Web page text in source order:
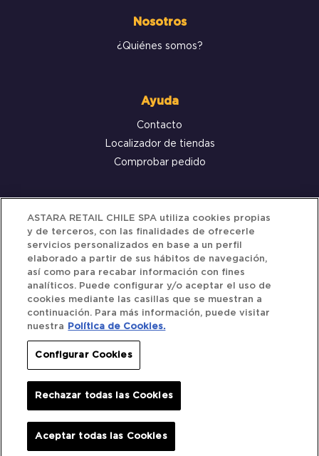
Nosotros
¿Quiénes somos?
Ayuda
Contacto
Localizador de tiendas
Comprobar pedido
Servicio al cliente
Términos y Condiciones
Política de privacidad
Siguenos
Redes Sociales
Iberocar © 2025. All Rights Reserved.
ASTARA RETAIL CHILE SPA utiliza cookies propias
y de terceros, con las finalidades de ofrecerle
servicios personalizados en base a un perfil
elaborado a partir de sus hábitos de navegación,
así como para recabar información con fines
analíticos. Puede configurar y/o aceptar el uso de
cookies mediante las casillas que se muestran a
continuación. Para más información, puede visitar
nuestra
Política de Cookies.
Configurar Cookies
Rechazar todas las Cookies
Aceptar todas las Cookies